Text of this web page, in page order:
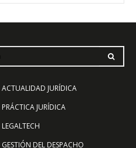
ACTUALIDAD JURÍDICA
PRÁCTICA JURÍDICA
LEGALTECH
GESTIÓN DEL DESPACHO